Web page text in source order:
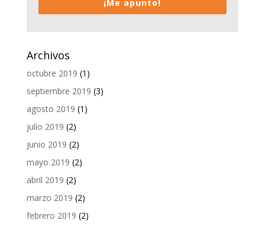
¡Me apunto!
Archivos
octubre 2019 (1)
septiembre 2019 (3)
agosto 2019 (1)
julio 2019 (2)
junio 2019 (2)
mayo 2019 (2)
abril 2019 (2)
marzo 2019 (2)
febrero 2019 (2)